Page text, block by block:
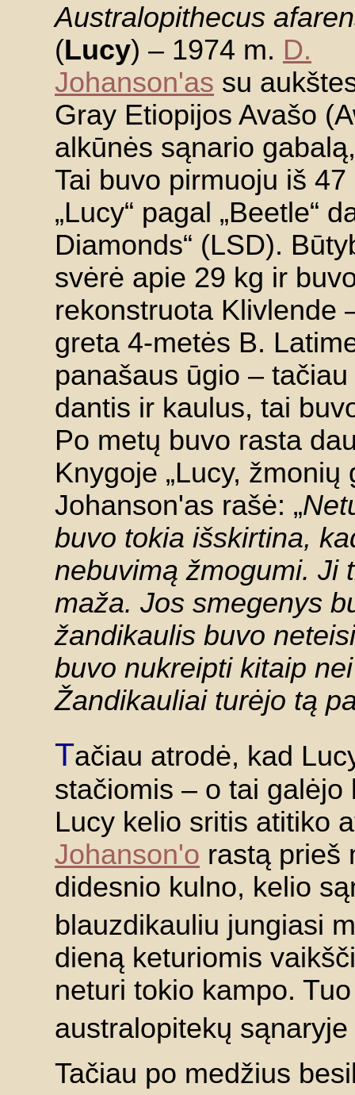
Australopithecus
(Lucy) – 1974 m. D.
Johanson'as su
Gray Etiopijos Avašo
alkūnės sąnario
Tai buvo pirmuoju iš
„Lucy“ pagal „Beetle“
Diamonds“ (LSD).
svėrė apie 29 kg ir
rekonstruota Klivlende
greta 4-metės B.
panašaus ūgio – tačiau
dantis ir kaulus, tai
Po metų buvo rasta
Knygoje „Lucy, žmonių
Johanson'as rašė: „
buvo tokia išskirtina,
nebuvimą žmogumi. Ji
maža. Jos smegenys
žandikaulis buvo
buvo nukreipti kitaip
Žandikauliai turėjo tą
Tačiau atrodė, kad
stačiomis – o tai
Lucy kelio sritis atitiko
Johanson'o rastą prieš
didesnio kulno, kelio
blauzdikauliu jungiasi
dieną keturiomis
neturi tokio kampo.
australopitekų
Tačiau po medžius